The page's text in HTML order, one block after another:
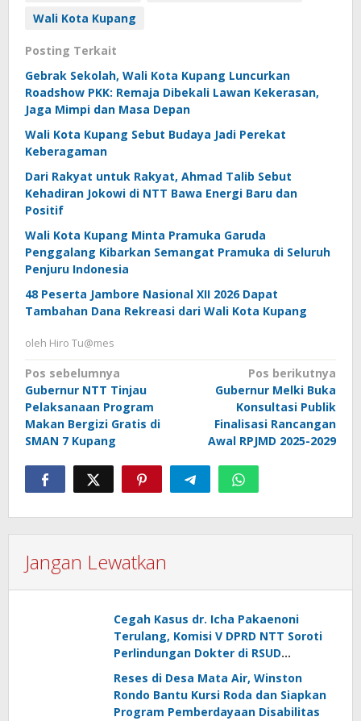
Wali Kota Kupang
Posting Terkait
Gebrak Sekolah, Wali Kota Kupang Luncurkan
Roadshow PKK: Remaja Dibekali Lawan Kekerasan,
Jaga Mimpi dan Masa Depan
Wali Kota Kupang Sebut Budaya Jadi Perekat
Keberagaman
Dari Rakyat untuk Rakyat, Ahmad Talib Sebut
Kehadiran Jokowi di NTT Bawa Energi Baru dan
Positif
Wali Kota Kupang Minta Pramuka Garuda
Penggalang Kibarkan Semangat Pramuka di Seluruh
Penjuru Indonesia
48 Peserta Jambore Nasional XII 2026 Dapat
Tambahan Dana Rekreasi dari Wali Kota Kupang
oleh Hiro Tu@mes
Navigasi
pos
Pos sebelumnya
Gubernur NTT Tinjau
Pelaksanaan Program
Makan Bergizi Gratis di
SMAN 7 Kupang
Pos berikutnya
Gubernur Melki Buka
Konsultasi Publik
Finalisasi Rancangan
Awal RPJMD 2025-2029
Jangan Lewatkan
Cegah Kasus dr. Icha Pakaenoni
Terulang, Komisi V DPRD NTT Soroti
Perlindungan Dokter di RSUD
Johannes Kupang
Reses di Desa Mata Air, Winston
Rondo Bantu Kursi Roda dan Siapkan
Program Pemberdayaan Disabilitas